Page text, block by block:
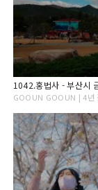
1042.홍법사 - 부산시
GOOUN GOOUN | 4년